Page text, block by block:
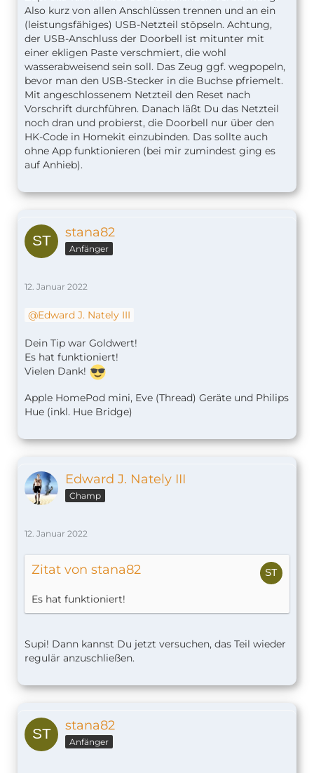
Also kurz von allen Anschlüssen trennen und an ein
(leistungsfähiges) USB-Netzteil stöpseln. Achtung,
der USB-Anschluss der Doorbell ist mitunter mit
einer ekligen Paste verschmiert, die wohl
wasserabweisend sein soll. Das Zeug ggf. wegpopeln,
bevor man den USB-Stecker in die Buchse pfriemelt.
Mit angeschlossenem Netzteil den Reset nach
Vorschrift durchführen. Danach läßt Du das Netzteil
noch dran und probierst, die Doorbell nur über den
HK-Code in Homekit einzubinden. Das sollte auch
ohne App funktionieren (bei mir zumindest ging es
auf Anhieb).
stana82
Anfänger
12. Januar 2022
Edward J. Nately III
Dein Tip war Goldwert!
Es hat funktioniert!
Vielen Dank!
Apple HomePod mini, Eve (Thread) Geräte und Philips
Hue (inkl. Hue Bridge)
Edward J. Nately III
Champ
12. Januar 2022
Zitat von stana82
Es hat funktioniert!
Supi! Dann kannst Du jetzt versuchen, das Teil wieder
regulär anzuschließen.
stana82
Anfänger